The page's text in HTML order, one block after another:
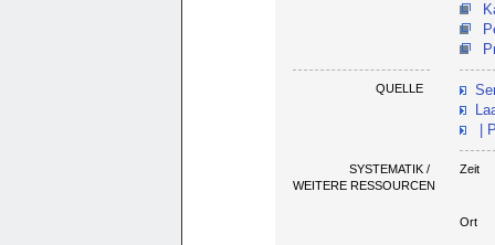
QUELLE
|
SYSTEMATIK /
WEITERE RESSOURCEN
Zeit
Ort